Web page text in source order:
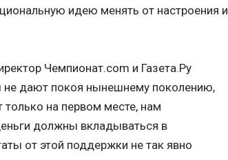
идею менять от настроения и
Чемпионат.com и Газета.Ру
не дают покоя нынешнему поколению,
на первом месте, нам
должны вкладываться в
от этой поддержки не так явно